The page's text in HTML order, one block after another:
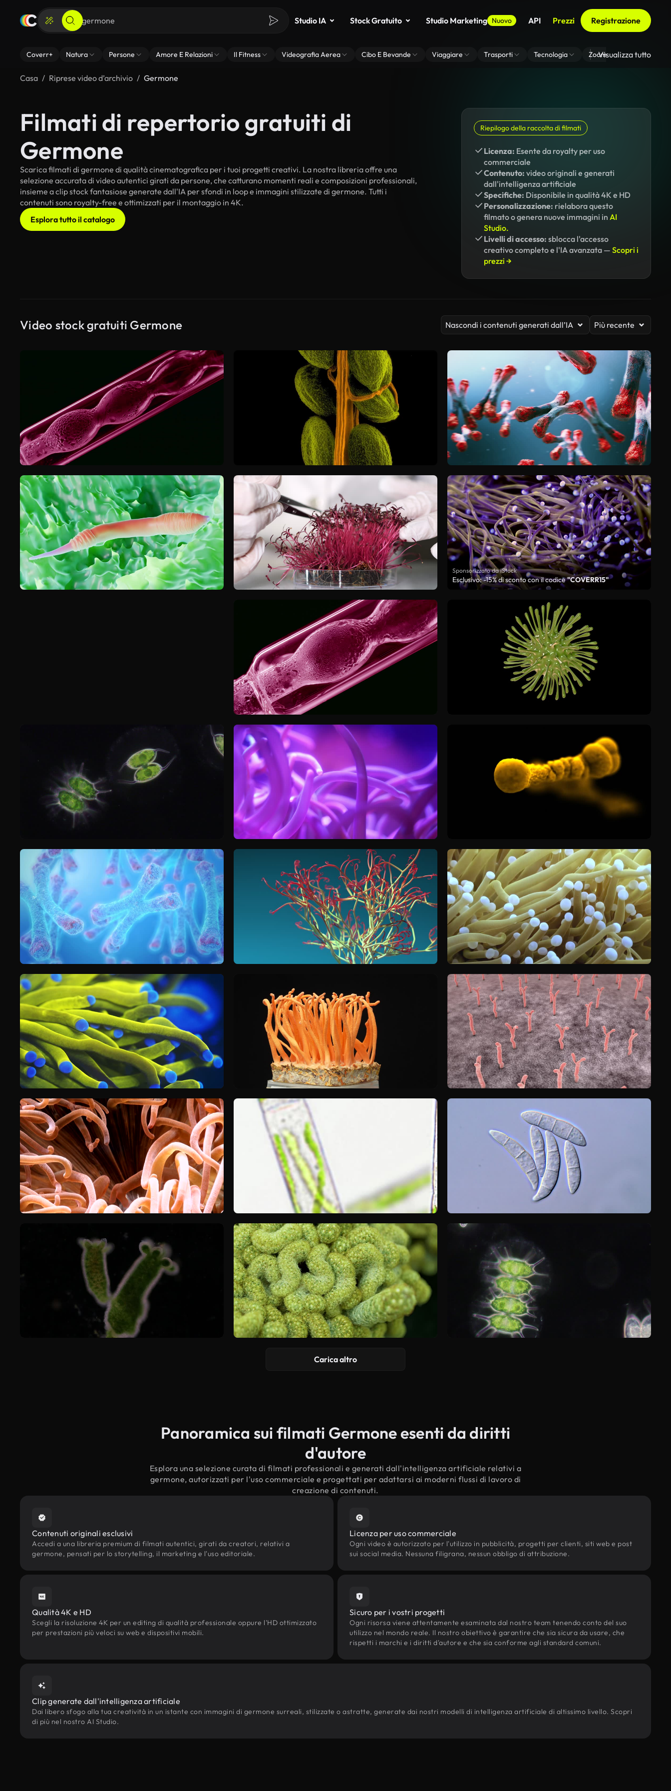
Studio IA Stock Gratuito Studio Marketing Nuovo API Prezzi Registrazione
Coverr+ Natura Persone Amore E Relazioni Il Fitness Videografia Aerea Cibo E Bevande Viaggiare Trasporti Tecnologia Zoom Di Sfondo Virtuale
Visualizza tutto
Casa Riprese video d’archivio Germone
Filmati di repertorio gratuiti di
Germone
Scarica filmati di germone di qualità cinematografica per i tuoi progetti creativi. La nostra libreria offre una
selezione accurata di video autentici girati da persone, che catturano momenti reali e composizioni professionali,
insieme a clip stock fantasiose generate dall'IA per sfondi in loop e immagini stilizzate di germone. Tutti i
contenuti sono royalty-free e ottimizzati per il montaggio in 4K.
Esplora tutto il catalogo
Riepilogo della raccolta di filmati
Licenza: Esente da royalty per uso
commerciale
Contenuto: video originali e generati
dall'intelligenza artificiale
Specifiche: Disponibile in qualità 4K e HD
Personalizzazione: rielabora questo
filmato o genera nuove immagini in AI
Studio.
Livelli di accesso: sblocca l'accesso
creativo completo e l'IA avanzata — Scopri i
prezzi →
Video stock gratuiti Germone Nascondi i contenuti generati dall’IA Più recente
Sponsorizzato da iStock
Esclusivo: -15% di sconto con il codice"COVERR15"
Carica altro
Panoramica sui filmati Germone esenti da diritti
d'autore
Esplora una selezione curata di filmati professionali e generati dall'intelligenza artificiale relativi a
germone, autorizzati per l'uso commerciale e progettati per adattarsi ai moderni flussi di lavoro di
creazione di contenuti.
Contenuti originali esclusivi
Accedi a una libreria premium di filmati autentici, girati da creatori, relativi a
germone, pensati per lo storytelling, il marketing e l'uso editoriale.
Licenza per uso commerciale
Ogni video è autorizzato per l'utilizzo in pubblicità, progetti per clienti, siti web e post
sui social media. Nessuna filigrana, nessun obbligo di attribuzione.
Qualità 4K e HD
Scegli la risoluzione 4K per un editing di qualità professionale oppure l'HD ottimizzato
per prestazioni più veloci su web e dispositivi mobili.
Sicuro per i vostri progetti
Ogni risorsa viene attentamente esaminata dal nostro team tenendo conto del suo
utilizzo nel mondo reale. Il nostro obiettivo è garantire che sia sicura da usare, che
rispetti i marchi e i diritti d'autore e che sia conforme agli standard comuni.
Clip generate dall'intelligenza artificiale
Dai libero sfogo alla tua creatività in un istante con immagini di germone surreali, stilizzate o astratte, generate dai nostri modelli di intelligenza artificiale di altissimo livello. Scopri
di più nel nostro AI Studio.